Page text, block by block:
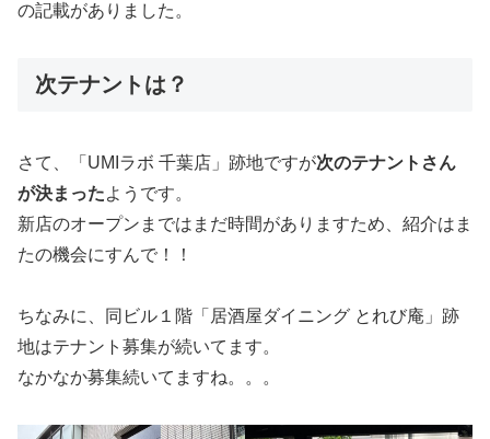
の記載がありました。
次テナントは？
さて、「UMIラボ 千葉店」跡地ですが次のテナントさん
が決まったようです。
新店のオープンまではまだ時間がありますため、紹介はま
たの機会にすんで！！
ちなみに、同ビル１階「居酒屋ダイニング とれび庵」跡
地はテナント募集が続いてます。
なかなか募集続いてますね。。。